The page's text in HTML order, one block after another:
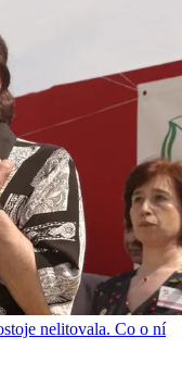
nelitovala. Co o ní